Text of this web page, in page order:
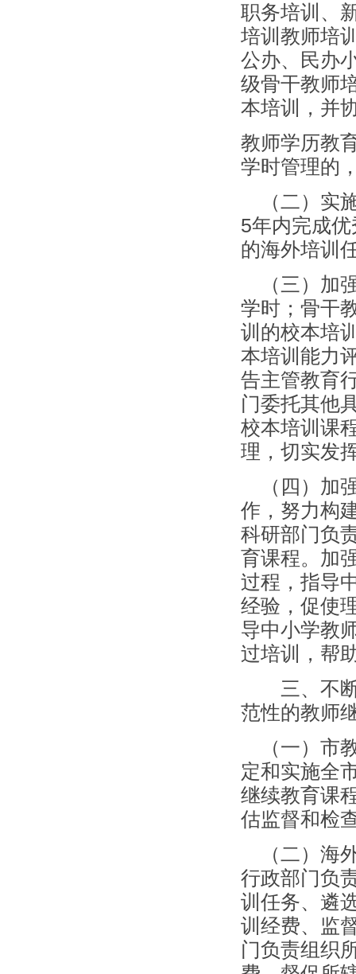
职务培训、
培训教师培
公办、民办
级骨干教师
本培训，并
教师学历教
学时管理的
（二）实
5年内完成
的海外培训
（三）加
学时；骨干
训的校本培
本培训能力
告主管教育
门委托其他
校本培训课
理，切实发
（四）加
作，努力构
科研部门负
育课程。加
过程，指导
经验，促使
导中小学教
过培训，帮
三、不断
范性的教师
（一）市
定和实施全
继续教育课
估监督和检
（二）海
行政部门负
训任务、遴
训经费、监
门负责组织